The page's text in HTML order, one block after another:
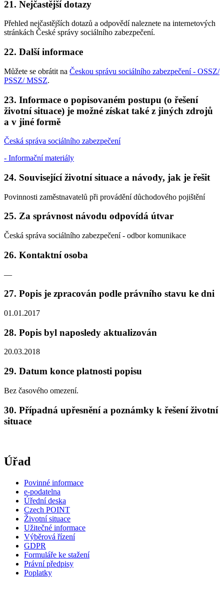
21. Nejčastější dotazy
Přehled nejčastějších dotazů a odpovědí naleznete na internetových
stránkách České správy sociálního zabezpečení.
22. Další informace
Můžete se obrátit na Českou správu sociálního zabezpečení - OSSZ/
PSSZ/ MSSZ.
23. Informace o popisovaném postupu (o řešení
životní situace) je možné získat také z jiných zdrojů
a v jiné formě
Česká správa sociálního zabezpečení
- Informační materiály
24. Související životní situace a návody, jak je řešit
Povinnosti zaměstnavatelů při provádění důchodového pojištění
25. Za správnost návodu odpovídá útvar
Česká správa sociálního zabezpečení - odbor komunikace
26. Kontaktní osoba
—
27. Popis je zpracován podle právního stavu ke dni
01.01.2017
28. Popis byl naposledy aktualizován
20.03.2018
29. Datum konce platnosti popisu
Bez časového omezení.
30. Případná upřesnění a poznámky k řešení životní
situace
Úřad
Povinné informace
e-podatelna
Úřední deska
Czech POINT
Životní situace
Užitečné informace
Výběrová řízení
GDPR
Formuláře ke stažení
Právní předpisy
Poplatky